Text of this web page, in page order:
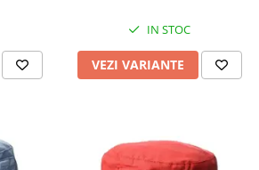
IN STOC
VEZI VARIANTE